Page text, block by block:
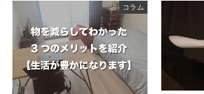
コラム